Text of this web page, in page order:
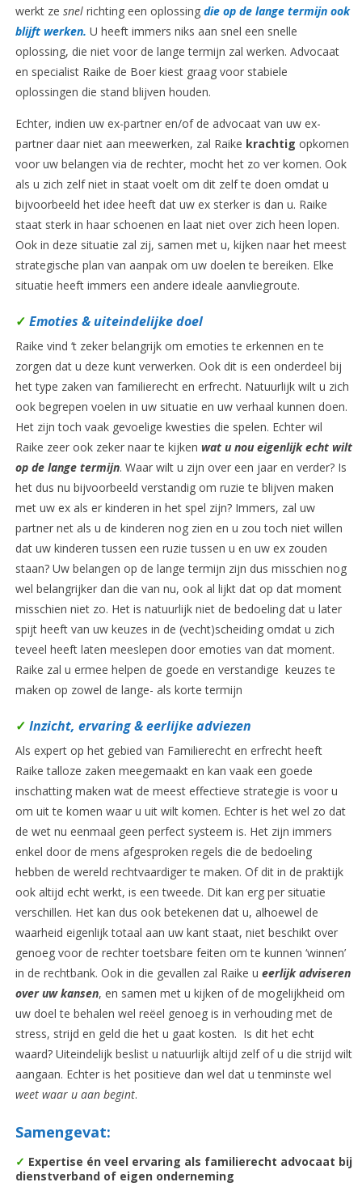
werkt ze snelrichting een oplossingdie op de lange termijn ook
blijft werken. U heeft immers niks aan snel een snelle
oplossing, die niet voor de lange termijn zal werken. Advocaat
en specialist Raike de Boer kiest graag voor stabiele
oplossingen die stand blijven houden.
Echter, indien uw ex-partner en/of de advocaat van uw ex-
partner daar niet aan meewerken, zal Raike krachtig opkomen
voor uw belangen via de rechter, mocht het zo ver komen. Ook
als u zich zelf niet in staat voelt om dit zelf te doen omdat u
bijvoorbeeld het idee heeft dat uw ex sterker is dan u. Raike
staat sterk in haar schoenen en laat niet over zich heen lopen.
Ook in deze situatie zal zij, samen met u, kijken naar het meest
strategische plan van aanpak om uw doelen te bereiken. Elke
situatie heeft immers een andere ideale aanvliegroute.
✓ Emoties & uiteindelijke doel
Raike vind ‘t zeker belangrijk om emoties te erkennen en te
zorgen dat u deze kunt verwerken. Ook dit is een onderdeel bij
het type zaken van familierecht en erfrecht. Natuurlijk wilt u zich
ook begrepen voelen in uw situatie en uw verhaal kunnen doen.
Het zijn toch vaak gevoelige kwesties die spelen. Echter wil
Raike zeer ook zeker naar te kijken wat u nou eigenlijk echt wilt
op de lange termijn. Waar wilt u zijn over een jaar en verder? Is
het dus nu bijvoorbeeld verstandig om ruzie te blijven maken
met uw ex als er kinderen in het spel zijn? Immers, zal uw
partner net als u de kinderen nog zien en u zou toch niet willen
dat uw kinderen tussen een ruzie tussen u en uw ex zouden
staan? Uw belangen op de lange termijn zijn dus misschien nog
wel belangrijker dan die van nu, ook al lijkt dat op dat moment
misschien niet zo. Het is natuurlijk niet de bedoeling dat u later
spijt heeft van uw keuzes in de (vecht)scheiding omdat u zich
teveel heeft laten meeslepen door emoties van dat moment.
Raike zal u ermee helpen de goede en verstandige keuzes te
maken op zowel de lange- als korte termijn
✓ Inzicht, ervaring & eerlijke adviezen
Als expert op het gebied van Familierecht en erfrecht heeft
Raike talloze zaken meegemaakt en kan vaak een goede
inschatting maken wat de meest effectieve strategie is voor u
om uit te komen waar u uit wilt komen. Echter is het wel zo dat
de wet nu eenmaal geen perfect systeem is. Het zijn immers
enkel door de mens afgesproken regels die de bedoeling
hebben de wereld rechtvaardiger te maken. Of dit in de praktijk
ook altijd echt werkt, is een tweede. Dit kan erg per situatie
verschillen. Het kan dus ook betekenen dat u, alhoewel de
waarheid eigenlijk totaal aan uw kant staat, niet beschikt over
genoeg voor de rechter toetsbare feiten om te kunnen ‘winnen’
in de rechtbank. Ook in die gevallen zal Raike u eerlijk adviseren
over uw kansen, en samen met u kijken of de mogelijkheid om
uw doel te behalen wel reëel genoeg is in verhouding met de
stress, strijd en geld die het u gaat kosten. Is dit het echt
waard? Uiteindelijk beslist u natuurlijk altijd zelf of u die strijd wilt
aangaan. Echter is het positieve dan wel dat u tenminste wel
weet waar u aan begint.
Samengevat:
✓ Expertise én veel ervaring als familierecht advocaat bij
dienstverband of eigen onderneming